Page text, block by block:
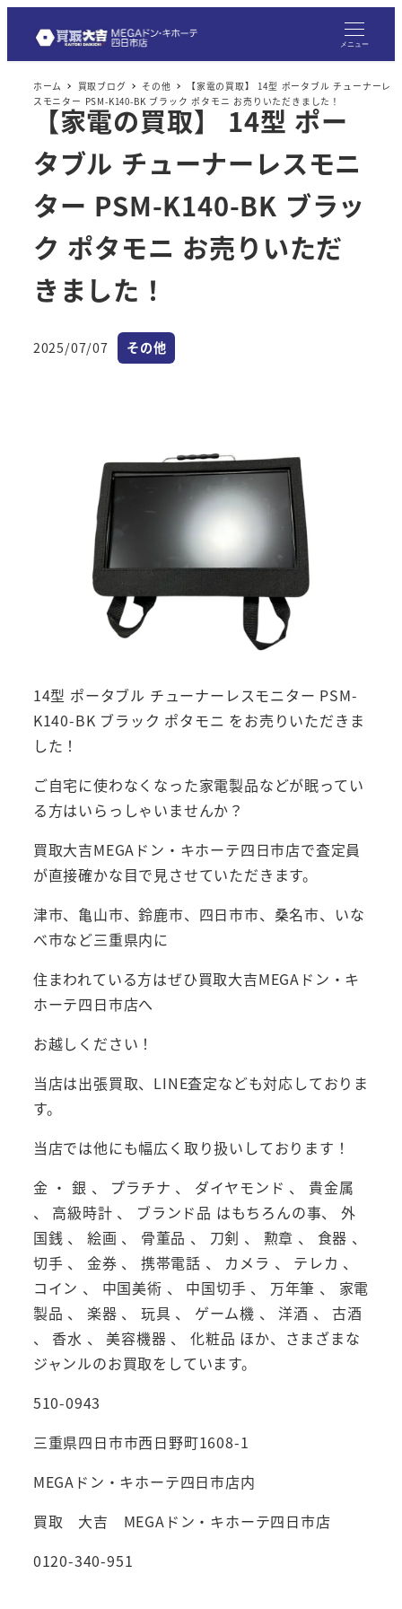
メニュー
ホーム 買取ブログ その他
【家電の買取】 14型 ポータブル チューナーレ
スモニター PSM-K140-BK ブラック ポタモニ お売りいただきました！
【家電の買取】 14型 ポー
タブル チューナーレスモニ
ター PSM-K140-BK ブラッ
ク ポタモニ お売りいただ
きました！
投稿日
2025/07/07 カテゴリー
その他
14型 ポータブル チューナーレスモニター PSM-
K140-BK ブラック ポタモニ をお売りいただきま
した！
ご自宅に使わなくなった家電製品などが眠ってい
る方はいらっしゃいませんか？
買取大吉MEGAドン・キホーテ四日市店で査定員
が直接確かな目で見させていただきます。
津市、亀山市、鈴鹿市、四日市市、桑名市、いな
べ市など三重県内に
住まわれている方はぜひ買取大吉MEGAドン・キ
ホーテ四日市店へ
お越しください！
当店は出張買取、LINE査定なども対応しておりま
す。
当店では他にも幅広く取り扱いしております！
金 ・ 銀 、 プラチナ 、 ダイヤモンド 、 貴金属
、 高級時計 、 ブランド品 はもちろんの事、 外
国銭 、 絵画 、 骨董品 、 刀剣 、 勲章 、 食器 、
切手 、 金券 、 携帯電話 、 カメラ 、 テレカ 、
コイン 、 中国美術 、 中国切手 、 万年筆 、 家電
製品 、 楽器 、 玩具 、 ゲーム機 、 洋酒 、 古酒
、 香水 、 美容機器 、 化粧品 ほか、さまざまな
ジャンルのお買取をしています。
510-0943
三重県四日市市西日野町1608-1
MEGAドン・キホーテ四日市店内
買取 大吉 MEGAドン・キホーテ四日市店
0120-340-951